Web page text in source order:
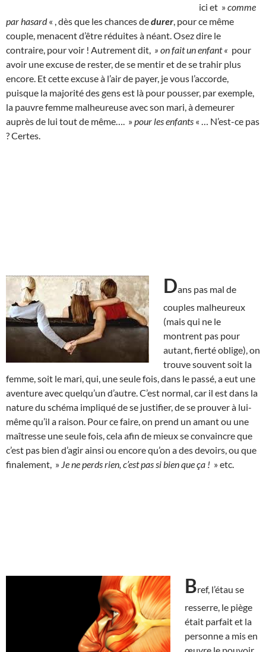
ici et »comme
par hasard« , dès que les chances dedurer , pour ce même
couple, menacent d’être réduites à néant. Osez dire le
contraire, pour voir ! Autrement dit, » on fait un enfant « pour
avoir une excuse de rester, de se mentir et de se trahir plus
encore. Et cette excuse à l’air de payer, je vous l’accorde,
puisque la majorité des gens est là pour pousser, par exemple,
la pauvre femme malheureuse avec son mari, à demeurer
auprès de lui tout de même…. »pour les enfants « … N’est-ce pas
? Certes.
Dans pas mal de
couples malheureux
(mais qui ne le
montrent pas pour
autant, fierté oblige), on
trouve souvent soit la
femme, soit le mari, qui, une seule fois, dans le passé, a eut une
aventure avec quelqu’un d’autre. C’est normal, car il est dans la
nature du schéma impliqué de se justifier, de se prouver à lui-
même qu’il a raison. Pour ce faire, on prend un amant ou une
maîtresse une seule fois, cela afin de mieux se convaincre que
c’est pas bien d’agir ainsi ou encore qu’on a des devoirs, ou que
finalement, » Je ne perds rien, c’est pas si bien que ça ! » etc.
Bref, l’étau se
resserre, le piège
était parfait et la
personne a mis en
œuvre le pouvoir